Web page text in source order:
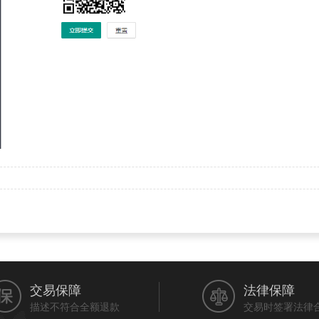
交易保障
描述不符合全额退款
法律保障
交易时签署法律